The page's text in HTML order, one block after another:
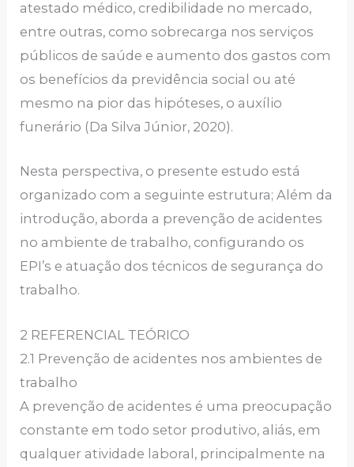
atestado médico, credibilidade no mercado,
entre outras, como sobrecarga nos serviços
públicos de saúde e aumento dos gastos com
os benefícios da previdência social ou até
mesmo na pior das hipóteses, o auxílio
funerário (Da Silva Júnior, 2020).
Nesta perspectiva, o presente estudo está
organizado com a seguinte estrutura; Além da
introdução, aborda a prevenção de acidentes
no ambiente de trabalho, configurando os
EPI’s e atuação dos técnicos de segurança do
trabalho.
2 REFERENCIAL TEÓRICO
2.1 Prevenção de acidentes nos ambientes de
trabalho
A prevenção de acidentes é uma preocupação
constante em todo setor produtivo, aliás, em
qualquer atividade laboral, principalmente na